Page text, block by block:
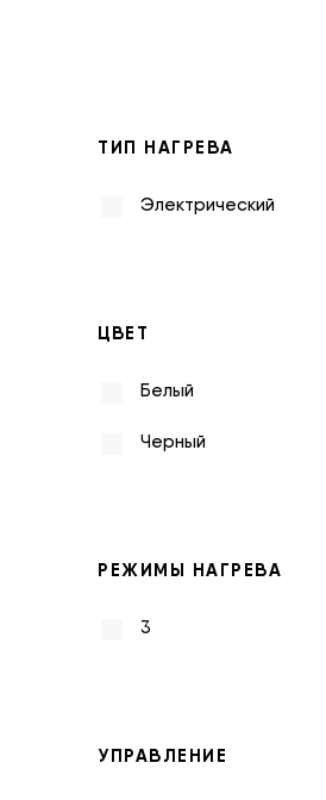
ТИП НАГРЕВА
Электрический
ЦВЕТ
Белый
Черный
РЕЖИМЫ НАГРЕВА
3
УПРАВЛЕНИЕ